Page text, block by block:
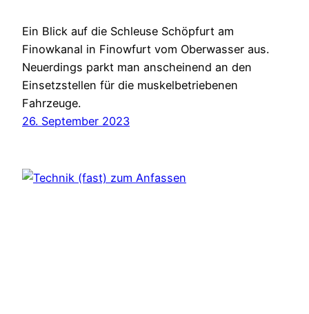
Ein Blick auf die Schleuse Schöpfurt am
Finowkanal in Finowfurt vom Oberwasser aus.
Neuerdings parkt man anscheinend an den
Einsetzstellen für die muskelbetriebenen
Fahrzeuge.
26. September 2023